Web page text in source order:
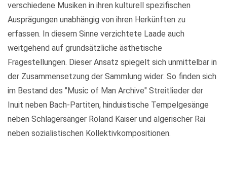
verschiedene Musiken in ihren kulturell spezifischen
Ausprägungen unabhängig von ihren Herkünften zu
erfassen. In diesem Sinne verzichtete Laade auch
weitgehend auf grundsätzliche ästhetische
Fragestellungen. Dieser Ansatz spiegelt sich unmittelbar in
der Zusammensetzung der Sammlung wider: So finden sich
im Bestand des "Music of Man Archive" Streitlieder der
Inuit neben Bach-Partiten, hinduistische Tempelgesänge
neben Schlagersänger Roland Kaiser und algerischer Rai
neben sozialistischen Kollektivkompositionen.